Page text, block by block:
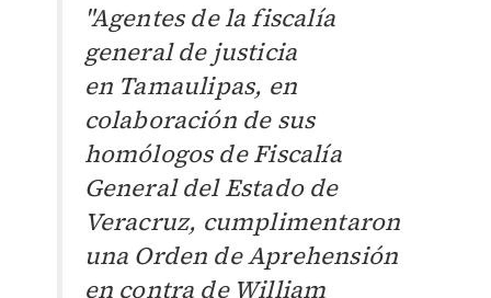
"Agentes de la fiscalía
general de justicia
en Tamaulipas, en
colaboración de sus
homólogos deFiscalía
General del Estado de
Veracruz, cumplimentaron
una Orden de Aprehensión
en contra de William